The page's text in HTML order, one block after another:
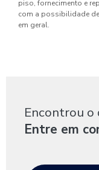
piso, fornecimento e
com a possibilidade
em geral.
Encontrou o
Entre em